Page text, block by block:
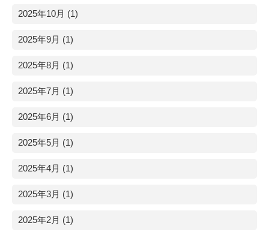
2025年10月 (1)
2025年9月 (1)
2025年8月 (1)
2025年7月 (1)
2025年6月 (1)
2025年5月 (1)
2025年4月 (1)
2025年3月 (1)
2025年2月 (1)